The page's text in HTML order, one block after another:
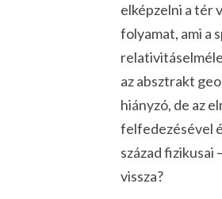
elképzelni a tér
folyamat, ami a
az absztrakt
hiányzó, de az
felfedezésével
század
vissza?